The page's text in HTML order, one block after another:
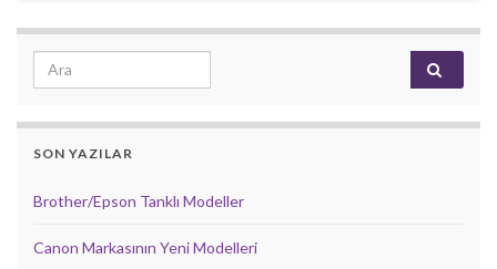
Search for:
SON YAZILAR
Brother/Epson Tanklı Modeller
Canon Markasının Yeni Modelleri